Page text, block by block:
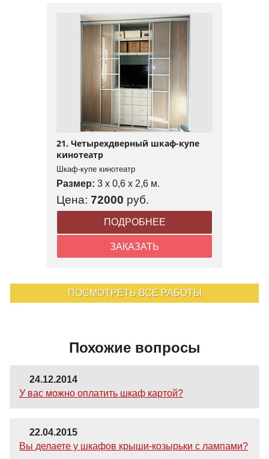
21. Четырехдверный шкаф-купе
кинотеатр
Шкаф-купе кинотеатр
Размер: 3 x 0,6 x 2,6 м.
Цена: 72000 руб.
ПОДРОБНЕЕ
ЗАКАЗАТЬ
ПОСМОТРЕТЬ ВСЕ РАБОТЫ
Похожие вопросы
24.12.2014
У вас можно оплатить шкаф картой?
22.04.2015
Вы делаете у шкафов крыши-козырьки с лампами?